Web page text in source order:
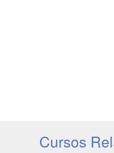
Cursos